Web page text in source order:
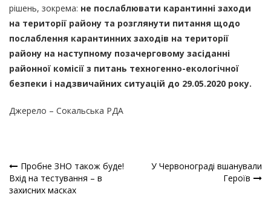
рішень, зокрема: не послаблювати карантинні заходи
на території району та розглянути питання щодо
послаблення карантинних заходів на території
району на наступному позачерговому засіданні
районної комісії з питань техногенно-екологічної
безпеки і надзвичайних ситуацій до 29.05.2020 року.
Джерело – Сокальська РДА
Навігація
Пробне ЗНО також буде!
Вхід на тестування – в
захисних масках
У Червонограді вшанували
Героїв